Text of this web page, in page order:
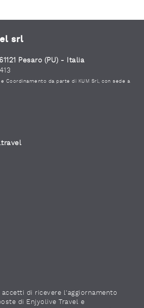
srl
Pesaro (PU) - Italia
Coordinamento da parte di KUM Srl, con sede a
di ricevere l'aggiornamento
di Enjyolive Travel e